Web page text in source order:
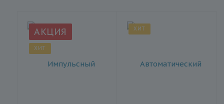
АКЦИЯ
ХИТ
ХИТ